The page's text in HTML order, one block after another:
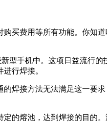
买费用等所有功能。你知
型手机中。这项日益流行的
行焊接。
焊接方法无法满足这一要
的熔池，达到焊接的目的